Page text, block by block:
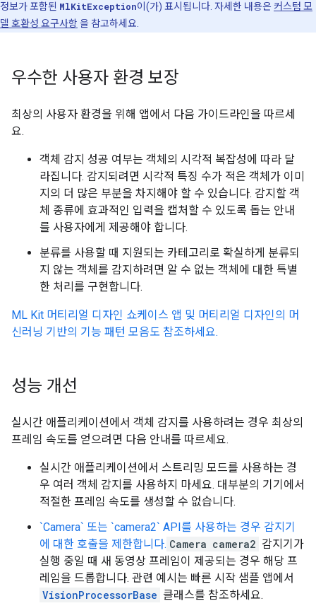
정보가 포함된 MlKitException이(가) 표시됩니다. 자세한 내용은 커스텀 모
델 호환성 요구사항 을 참고하세요.
우수한 사용자 환경 보장
최상의 사용자 환경을 위해 앱에서 다음 가이드라인을 따르세
요.
객체 감지 성공 여부는 객체의 시각적 복잡성에 따라 달
라집니다. 감지되려면 시각적 특징 수가 적은 객체가 이미
지의 더 많은 부분을 차지해야 할 수 있습니다. 감지할 객
체 종류에 효과적인 입력을 캡처할 수 있도록 돕는 안내
를 사용자에게 제공해야 합니다.
분류를 사용할 때 지원되는 카테고리로 확실하게 분류되
지 않는 객체를 감지하려면 알 수 없는 객체에 대한 특별
한 처리를 구현합니다.
ML Kit 머티리얼 디자인 쇼케이스 앱 및 머티리얼 디자인의 머
신러닝 기반의 기능 패턴 모음도 참조하세요.
성능 개선
실시간 애플리케이션에서 객체 감지를 사용하려는 경우 최상의
프레임 속도를 얻으려면 다음 안내를 따르세요.
실시간 애플리케이션에서 스트리밍 모드를 사용하는 경
우 여러 객체 감지를 사용하지 마세요. 대부분의 기기에서
적절한 프레임 속도를 생성할 수 없습니다.
`Camera` 또는 `camera2` API를 사용하는 경우 감지기
에 대한 호출을 제한합니다. Camera camera2 감지기가
실행 중일 때 새 동영상 프레임이 제공되는 경우 해당 프
레임을 드롭합니다. 관련 예시는 빠른 시작 샘플 앱에서
VisionProcessorBase 클래스를 참조하세요.